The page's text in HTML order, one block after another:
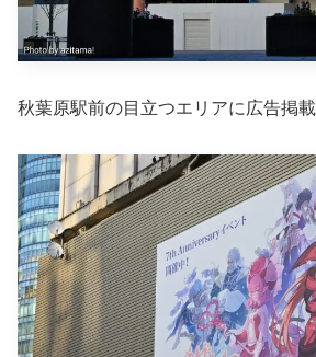
秋葉原駅前の目立つエリアに広告掲載